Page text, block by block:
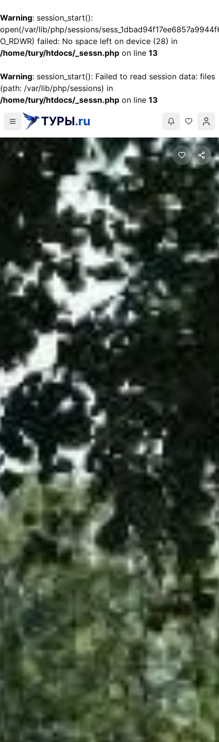
Warning: session_start():
open(/var/lib/php/sessions/
O_RDWR) failed: No space left on device (28) in
/home/tury/htdocs/_sessn.php on line 13
Warning: session_start(): Failed to read session data: files
(path: /var/lib/php/sessions) in
/home/tury/htdocs/_sessn.php on line 13
ТУРЫ.ru